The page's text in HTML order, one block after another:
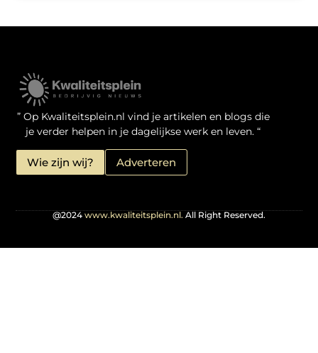
” Op Kwaliteitsplein.nl vind je artikelen en blogs die
je verder helpen in je dagelijkse werk en leven. “
Wie zijn wij? Adverteren
@2024 www.kwaliteitsplein.nl. All Right Reserved.